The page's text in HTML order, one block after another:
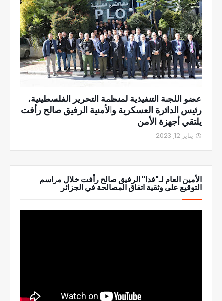
عضو اللجنة التنفيذية لمنظمة التحرير الفلسطينية،
رئيس الدائرة العسكرية والأمنية الرفيق صالح رأفت
يلتقي أجهزة الأمن
يناير 12, 2023
الأمين العام لـ"فدا" الرفيق صالح رأفت خلال مراسم
التوقيع على وثقية اتفاق المصالحة في الجزائر